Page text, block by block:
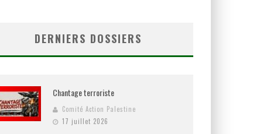
DERNIERS DOSSIERS
Chantage terroriste
Comité Action Palestine
17 juillet 2026